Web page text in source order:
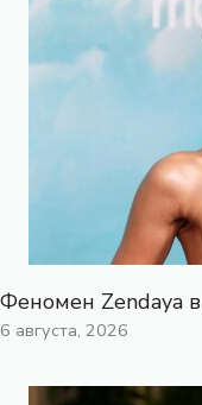
Феномен Zendaya
6 августа, 2026